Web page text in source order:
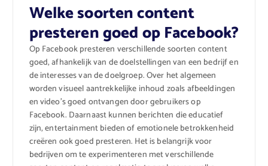
Welke soorten content
presteren goed op Facebook?
Op Facebook presteren verschillende soorten content
goed, afhankelijk van de doelstellingen van een bedrijf en
de interesses van de doelgroep. Over het algemeen
worden visueel aantrekkelijke inhoud zoals afbeeldingen
en video’s goed ontvangen door gebruikers op
Facebook. Daarnaast kunnen berichten die educatief
zijn, entertainment bieden of emotionele betrokkenheid
creëren ook goed presteren. Het is belangrijk voor
bedrijven om te experimenteren met verschillende